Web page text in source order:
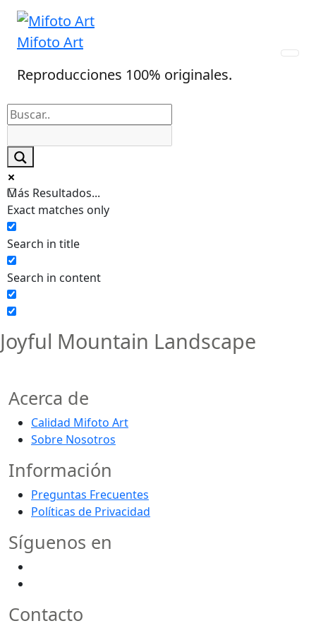
Skip
content
Mifoto Art
Reproducciones 100% originales.
Más Resultados...
Exact matches only
Search in title
Search in content
Joyful Mountain Landscape
Acerca de
Calidad Mifoto Art
Sobre Nosotros
Información
Preguntas Frecuentes
Políticas de Privacidad
Síguenos en
Contacto